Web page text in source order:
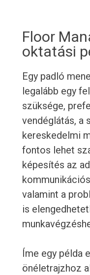
Floor
oktatási
Egy padló
legalább egy
szüksége,
vendéglátás, a
kereskedelmi
fontos lehet
képesítés az
valamint a
is
Íme egy példa
önéletrajzhoz